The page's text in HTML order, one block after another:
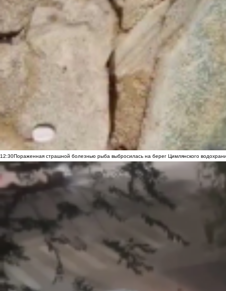
12:30Пораженная страшной болезнью рыба выбросилась на берег Цимлянского